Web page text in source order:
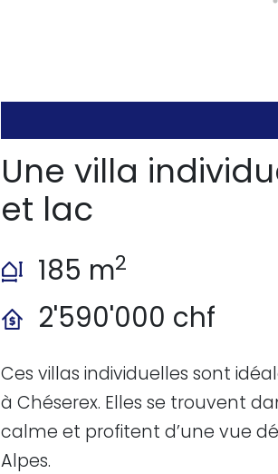
Une villa
et lac
185 m2
2'590'000 chf
Ces villas individuelles sont
à Chéserex. Elles se trouvent
calme et profitent d’une vue
Alpes.